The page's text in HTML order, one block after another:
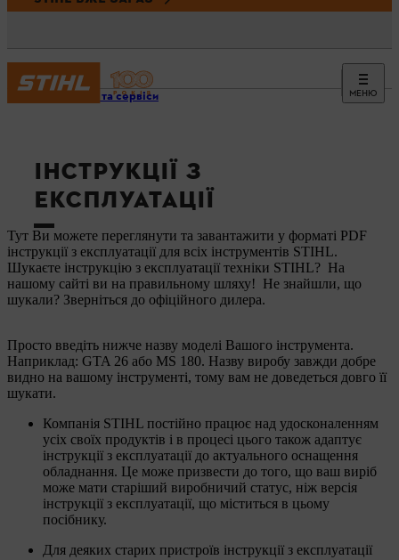
МЕНЮ
Новини та сервіси
ІНСТРУКЦІЇ З
ЕКСПЛУАТАЦІЇ
Тут Ви можете переглянути та завантажити у форматі PDF
інструкції з експлуатації для всіх інструментів STIHL.
Шукаєте інструкцію з експлуатації техніки STIHL? На
нашому сайті ви на правильному шляху! Не знайшли, що
шукали? Зверніться до офіційного дилера.
Просто введіть нижче назву моделі Вашого інструмента.
Наприклад: GTA 26 або MS 180. Назву виробу завжди добре
видно на вашому інструменті, тому вам не доведеться довго її
шукати.
Компанія STIHL постійно працює над удосконаленням
усіх своїх продуктів і в процесі цього також адаптує
інструкції з експлуатації до актуального оснащення
обладнання. Це може призвести до того, що ваш виріб
може мати старіший виробничий статус, ніж версія
інструкції з експлуатації, що міститься в цьому
посібнику.
Для деяких старих пристроїв інструкції з експлуатації